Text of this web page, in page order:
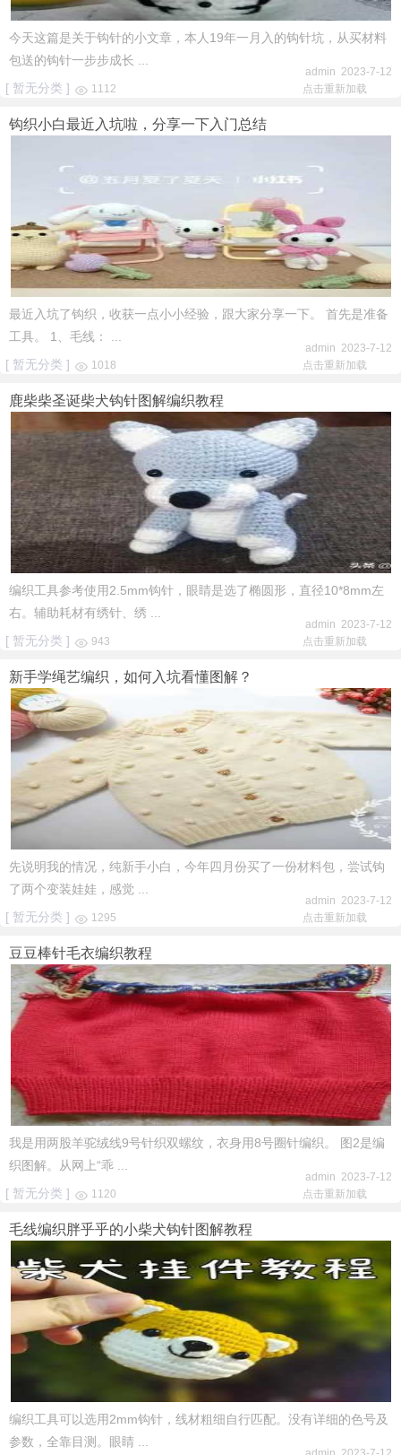
今天这篇是关于钩针的小文章，本人19年一月入的钩针坑，从买材料
包送的钩针一步步成长 ...
[ 暂无分类 ]
1112
admin 2023-7-12
点击重新加载
钩织小白最近入坑啦，分享一下入门总结
最近入坑了钩织，收获一点小小经验，跟大家分享一下。 首先是准备
工具。 1、毛线： ...
[ 暂无分类 ]
1018
admin 2023-7-12
点击重新加载
鹿柴柴圣诞柴犬钩针图解编织教程
编织工具参考使用2.5mm钩针，眼睛是选了椭圆形，直径10*8mm左
右。辅助耗材有绣针、绣 ...
[ 暂无分类 ]
943
admin 2023-7-12
点击重新加载
新手学绳艺编织，如何入坑看懂图解？
先说明我的情况，纯新手小白，今年四月份买了一份材料包，尝试钩
了两个变装娃娃，感觉 ...
[ 暂无分类 ]
1295
admin 2023-7-12
点击重新加载
豆豆棒针毛衣编织教程
我是用两股羊驼绒线9号针织双螺纹，衣身用8号圈针编织。 图2是编
织图解。从网上“乖 ...
[ 暂无分类 ]
1120
admin 2023-7-12
点击重新加载
毛线编织胖乎乎的小柴犬钩针图解教程
编织工具可以选用2mm钩针，线材粗细自行匹配。没有详细的色号及
参数，全靠目测。眼睛 ...